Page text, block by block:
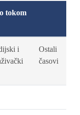
tokom
i
Ostali
časovi